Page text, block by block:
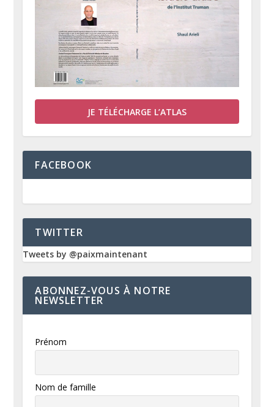
JE TÉLÉCHARGE L’ATLAS
FACEBOOK
TWITTER
Tweets by @paixmaintenant
ABONNEZ-VOUS À NOTRE
NEWSLETTER
Prénom
Nom de famille